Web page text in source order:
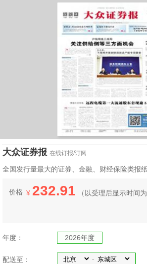
大众证券报在线订报/订阅
全国发行量最大的证券、金融、财经保险类报
价格 ¥ 232.91 （ 以受理后显示时间为
年度： 2026年度
配送至： -